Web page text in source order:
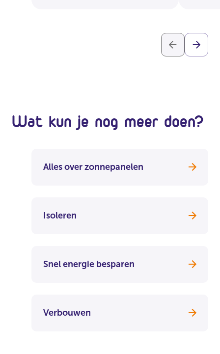
Wat kun je nog meer doen?
Alles over zonnepanelen
Isoleren
Snel energie besparen
Verbouwen